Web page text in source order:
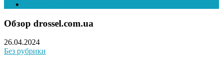
Обзор drossel.com.ua
26.04.2024
Без рубрики